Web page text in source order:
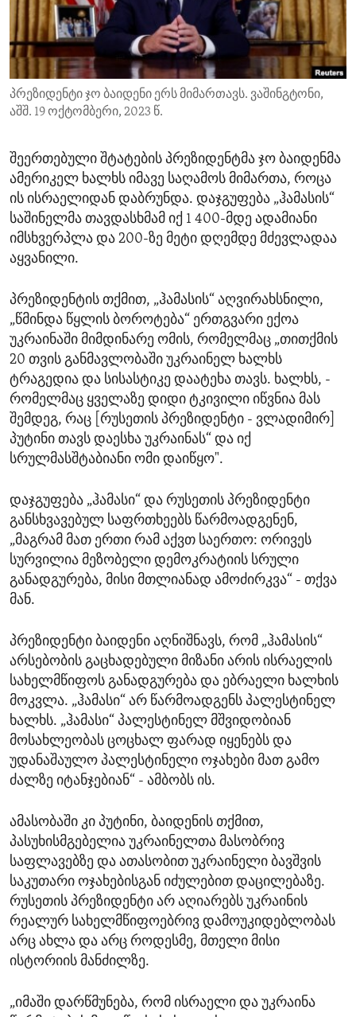
ENVIRONMENT AND HEALTH
IDEALS AND INSTITUTIONS
პრეზიდენტი ჯო ბაიდენი ერს მიმართავს. ვაშინგტონი,
აშშ. 19 ოქტომბერი, 2023 წ.
შეერთებული შტატების პრეზიდენტმა ჯო ბაიდენმა
ამერიკელ ხალხს იმავე საღამოს მიმართა, როცა
ის ისრაელიდან დაბრუნდა. დაჯგუფება „ჰამასის“
საშინელმა თავდასხმამ იქ 1 400-მდე ადამიანი
იმსხვერპლა და 200-ზე მეტი დღემდე მძევლადაა
აყვანილი.
პრეზიდენტის თქმით, „ჰამასის“ აღვირახსნილი,
„წმინდა წყლის ბოროტება“ ერთგვარი ექოა
უკრაინაში მიმდინარე ომის, რომელმაც „თითქმის
20 თვის განმავლობაში უკრაინელ ხალხს
ტრაგედია და სისასტიკე დაატეხა თავს. ხალხს, -
რომელმაც ყველაზე დიდი ტკივილი იწვნია მას
შემდეგ, რაც [რუსეთის პრეზიდენტი - ვლადიმირ]
პუტინი თავს დაესხა უკრაინას“ და იქ
სრულმასშტაბიანი ომი დაიწყო".
დაჯგუფება „ჰამასი“ და რუსეთის პრეზიდენტი
განსხვავებულ საფრთხეებს წარმოადგენენ,
„მაგრამ მათ ერთი რამ აქვთ საერთო: ორივეს
სურვილია მეზობელი დემოკრატიის სრული
განადგურება, მისი მთლიანად ამოძირკვა“ - თქვა
მან.
პრეზიდენტი ბაიდენი აღნიშნავს, რომ „ჰამასის“
არსებობის გაცხადებული მიზანი არის ისრაელის
სახელმწიფოს განადგურება და ებრაელი ხალხის
მოკვლა. „ჰამასი“ არ წარმოადგენს პალესტინელ
ხალხს. „ჰამასი“ პალესტინელ მშვიდობიან
მოსახლეობას ცოცხალ ფარად იყენებს და
უდანაშაულო პალესტინელი ოჯახები მათ გამო
ძალზე იტანჯებიან“ - ამბობს ის.
ამასობაში კი პუტინი, ბაიდენის თქმით,
პასუხისმგებელია უკრაინელთა მასობრივ
საფლავებზე და ათასობით უკრაინელი ბავშვის
საკუთარი ოჯახებისგან იძულებით დაცილებაზე.
რუსეთის პრეზიდენტი არ აღიარებს უკრაინის
რეალურ სახელმწიფოებრივ დამოუკიდებლობას
არც ახლა და არც როდესმე, მთელი მისი
ისტორიის მანძილზე.
„იმაში დარწმუნება, რომ ისრაელი და უკრაინა